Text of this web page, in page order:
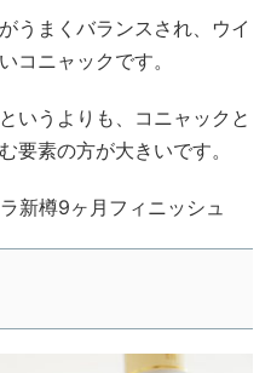
うまくバランスされ、ウイ
コニャックです。
いうよりも、コニャックと
要素の方が大きいです。
新樽9ヶ月フィニッシュ